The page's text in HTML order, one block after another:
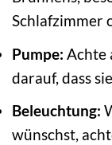
Schlafzimmer
Pumpe: Achte
darauf, dass
Beleuchtung:
wünschst,